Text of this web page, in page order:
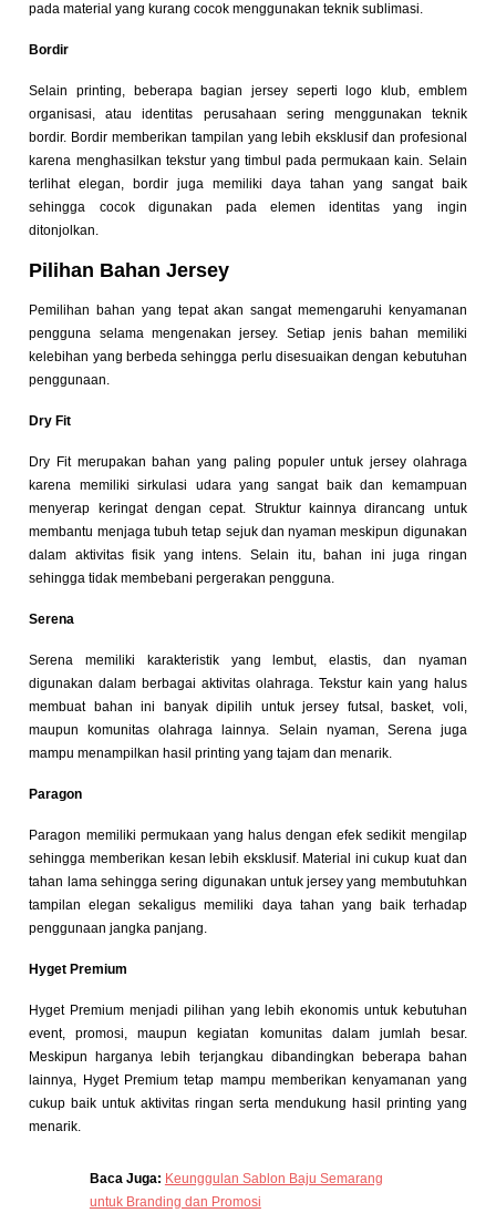
pada material yang kurang cocok menggunakan teknik sublimasi.
Bordir
Selain printing, beberapa bagian jersey seperti logo klub, emblem
organisasi, atau identitas perusahaan sering menggunakan teknik
bordir. Bordir memberikan tampilan yang lebih eksklusif dan profesional
karena menghasilkan tekstur yang timbul pada permukaan kain. Selain
terlihat elegan, bordir juga memiliki daya tahan yang sangat baik
sehingga cocok digunakan pada elemen identitas yang ingin
ditonjolkan.
Pilihan Bahan Jersey
Pemilihan bahan yang tepat akan sangat memengaruhi kenyamanan
pengguna selama mengenakan jersey. Setiap jenis bahan memiliki
kelebihan yang berbeda sehingga perlu disesuaikan dengan kebutuhan
penggunaan.
Dry Fit
Dry Fit merupakan bahan yang paling populer untuk jersey olahraga
karena memiliki sirkulasi udara yang sangat baik dan kemampuan
menyerap keringat dengan cepat. Struktur kainnya dirancang untuk
membantu menjaga tubuh tetap sejuk dan nyaman meskipun digunakan
dalam aktivitas fisik yang intens. Selain itu, bahan ini juga ringan
sehingga tidak membebani pergerakan pengguna.
Serena
Serena memiliki karakteristik yang lembut, elastis, dan nyaman
digunakan dalam berbagai aktivitas olahraga. Tekstur kain yang halus
membuat bahan ini banyak dipilih untuk jersey futsal, basket, voli,
maupun komunitas olahraga lainnya. Selain nyaman, Serena juga
mampu menampilkan hasil printing yang tajam dan menarik.
Paragon
Paragon memiliki permukaan yang halus dengan efek sedikit mengilap
sehingga memberikan kesan lebih eksklusif. Material ini cukup kuat dan
tahan lama sehingga sering digunakan untuk jersey yang membutuhkan
tampilan elegan sekaligus memiliki daya tahan yang baik terhadap
penggunaan jangka panjang.
Hyget Premium
Hyget Premium menjadi pilihan yang lebih ekonomis untuk kebutuhan
event, promosi, maupun kegiatan komunitas dalam jumlah besar.
Meskipun harganya lebih terjangkau dibandingkan beberapa bahan
lainnya, Hyget Premium tetap mampu memberikan kenyamanan yang
cukup baik untuk aktivitas ringan serta mendukung hasil printing yang
menarik.
Baca Juga: Keunggulan Sablon Baju Semarang
untuk Branding dan Promosi